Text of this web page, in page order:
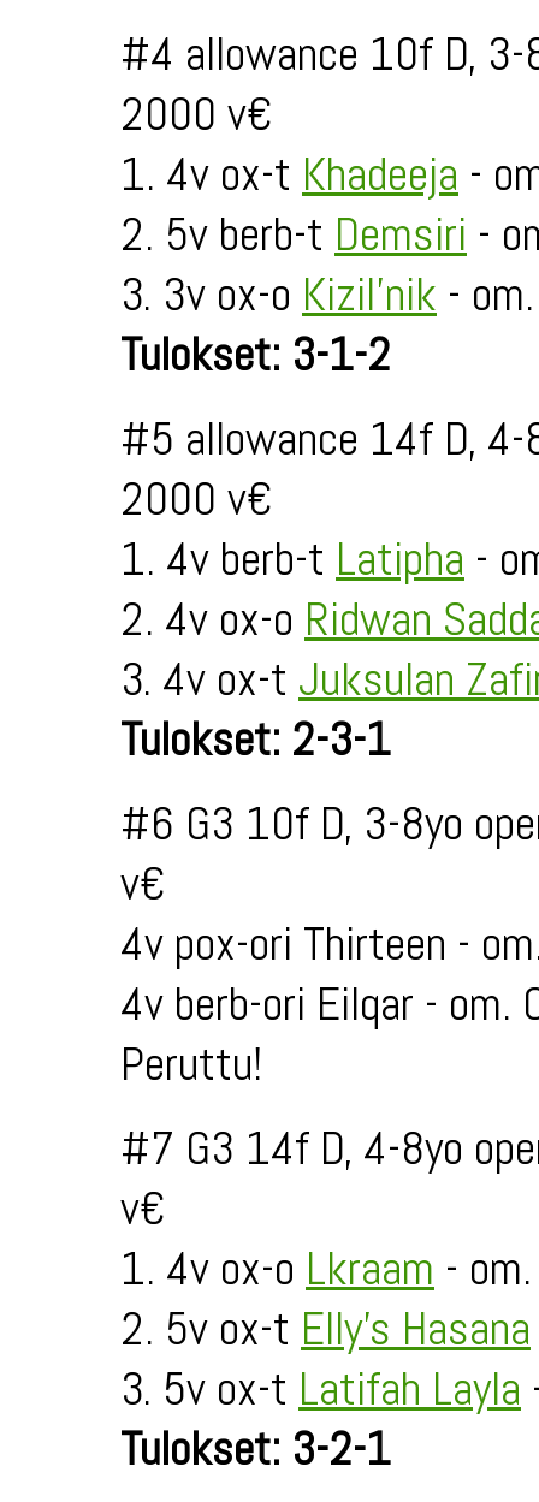
#4 allowance 10f D,
2000 v€
1. 4v ox-t Khadeeja -
2. 5v berb-t Demsiri -
3. 3v ox-o Kizil’nik -
Tulokset: 3-1-2
#5 allowance 14f D,
2000 v€
1. 4v berb-t Latipha -
2. 4v ox-o Ridwan
3. 4v ox-t Juksulan
Tulokset: 2-3-1
#6 G3 10f D, 3-8yo
v€
4v pox-ori Thirteen -
4v berb-ori Eilqar - om.
Peruttu!
#7 G3 14f D, 4-8yo
v€
1. 4v ox-o Lkraam -
2. 5v ox-t Elly's Hasana
3. 5v ox-t Latifah Layla
Tulokset: 3-2-1